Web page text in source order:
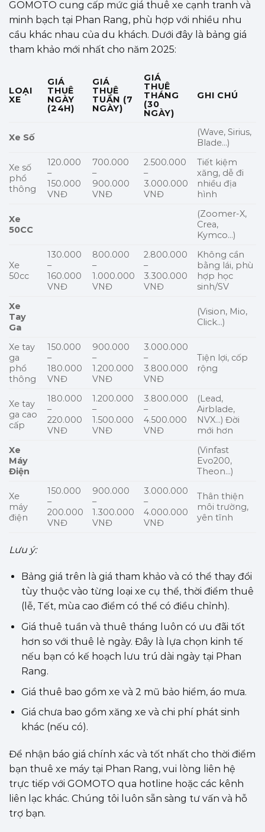
GOMOTO cung cấp mức giá thuê xe cạnh tranh và
minh bạch tại Phan Rang, phù hợp với nhiều nhu
cầu khác nhau của du khách. Dưới đây là bảng giá
tham khảo mới nhất cho năm 2025:
LOẠI
XE
GIÁ
THUÊ
NGÀY
(24H)
GIÁ
THUÊ
TUẦN (7
NGÀY)
GIÁ
THUÊ
THÁNG
(30
NGÀY)
GHI CHÚ
Xe Số
(Wave, Sirius,
Blade…)
Xe số
phổ
thông
120.000
–
150.000
VNĐ
700.000
–
900.000
VNĐ
2.500.000
–
3.000.000
VNĐ
Tiết kiệm
xăng, dễ đi
nhiều địa
hình
Xe
50CC
(Zoomer-X,
Crea,
Kymco…)
Xe
50cc
130.000
–
160.000
VNĐ
800.000
–
1.000.000
VNĐ
2.800.000
–
3.300.000
VNĐ
Không cần
bằng lái, phù
hợp học
sinh/SV
Xe
Tay
Ga
(Vision, Mio,
Click…)
Xe tay
ga
phổ
thông
150.000
–
180.000
VNĐ
900.000
–
1.200.000
VNĐ
3.000.000
–
3.800.000
VNĐ
Tiện lợi, cốp
rộng
Xe tay
ga cao
cấp
180.000
–
220.000
VNĐ
1.200.000
–
1.500.000
VNĐ
3.800.000
–
4.500.000
VNĐ
(Lead,
Airblade,
NVX…) Đời
mới hơn
Xe
Máy
Điện
(Vinfast
Evo200,
Theon…)
Xe
máy
điện
150.000
–
200.000
VNĐ
900.000
–
1.300.000
VNĐ
3.000.000
–
4.000.000
VNĐ
Thân thiện
môi trường,
yên tĩnh
Lưu ý:
Bảng giá trên là giá tham khảo và có thể thay đổi
tùy thuộc vào từng loại xe cụ thể, thời điểm thuê
(lễ, Tết, mùa cao điểm có thể có điều chỉnh).
Giá thuê tuần và thuê tháng luôn có ưu đãi tốt
hơn so với thuê lẻ ngày. Đây là lựa chọn kinh tế
nếu bạn có kế hoạch lưu trú dài ngày tại Phan
Rang.
Giá thuê bao gồm xe và 2 mũ bảo hiểm, áo mưa.
Giá chưa bao gồm xăng xe và chi phí phát sinh
khác (nếu có).
Để nhận báo giá chính xác và tốt nhất cho thời điểm
bạn thuê xe máy tại Phan Rang, vui lòng liên hệ
trực tiếp với GOMOTO qua hotline hoặc các kênh
liên lạc khác. Chúng tôi luôn sẵn sàng tư vấn và hỗ
trợ bạn.